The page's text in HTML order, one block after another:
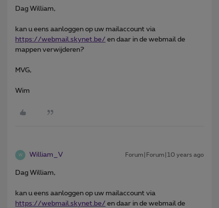
Dag William,
kan u eens aanloggen op uw mailaccount via
https://webmail.skynet.be/ en daar in de webmail de
mappen verwijderen?
MVG,
Wim
W William_V Forum|Forum|10 years ago
Dag William,
kan u eens aanloggen op uw mailaccount via
https://webmail.skynet.be/ en daar in de webmail de